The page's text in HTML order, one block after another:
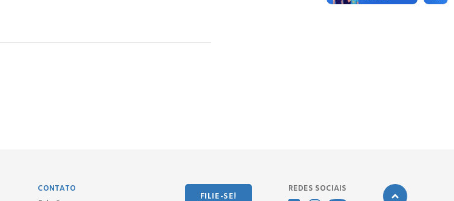
CONTATO
FILIE-SE!
REDES SOCIAIS